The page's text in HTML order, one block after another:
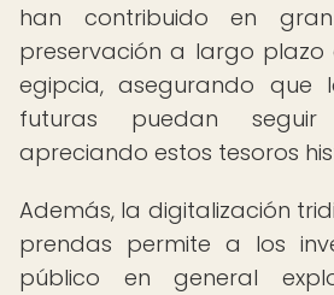
han contribuido en
preservación a largo plazo
egipcia, asegurando que
futuras puedan
apreciando estos tesoros
Además, la digitalización
prendas permite a los
público en general